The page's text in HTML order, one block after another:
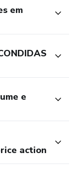
em
e
action